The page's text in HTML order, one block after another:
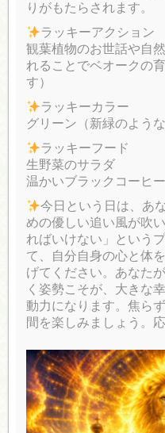
りがもたらされます。
ラッキーアクション
観葉植物のお世話や自
れることでベオークの
す）
ラッキーカラー
グリーン（新緑のよう
ラッキーフード
生野菜のサラダ
温かいブラックコーヒー
今日という日は、あ
めの優しい追い風が吹
ればいけない」という
て、自分自身の心と体
げてください。あなた
く姿勢こそが、大きな
動力になります。焦ら
間を楽しみましょう。